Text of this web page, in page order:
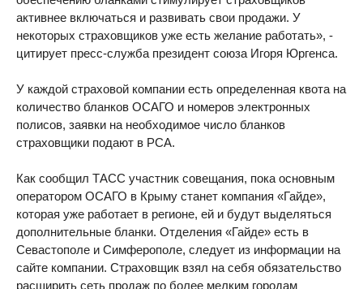
активнее включаться и развивать свои продажи. У
некоторых страховщиков уже есть желание работать», -
цитирует пресс-служба президент союза Игоря Юргенса.
У каждой страховой компании есть определенная квота на
количество бланков ОСАГО и номеров электронных
полисов, заявки на необходимое число бланков
страховщики подают в РСА.
Как сообщил ТАСС участник совещания, пока основным
оператором ОСАГО в Крыму станет компания «Гайде»,
которая уже работает в регионе, ей и будут выделяться
дополнительные бланки. Отделения «Гайде» есть в
Севастополе и Симферополе, следует из информации на
сайте компании. Страховщик взял на себя обязательство
расширить сеть продаж по более мелким городам